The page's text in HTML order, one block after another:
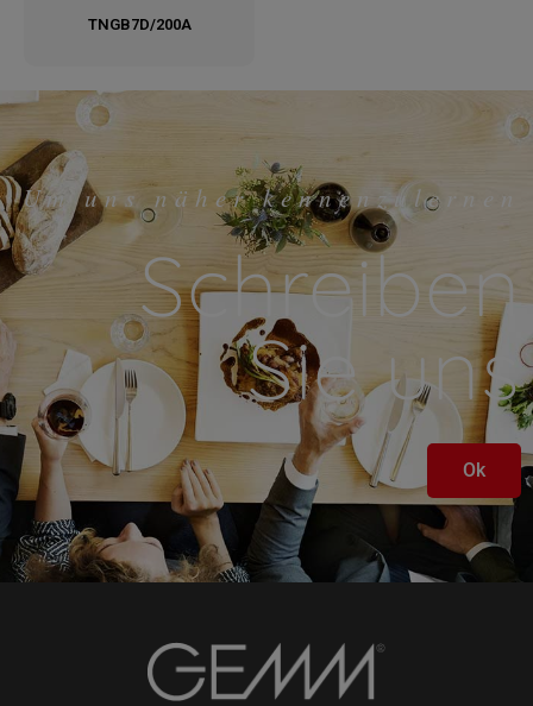
TNGB7D/200A
Um uns näher kennenzulernen
Schreiben
Sie uns
Ok